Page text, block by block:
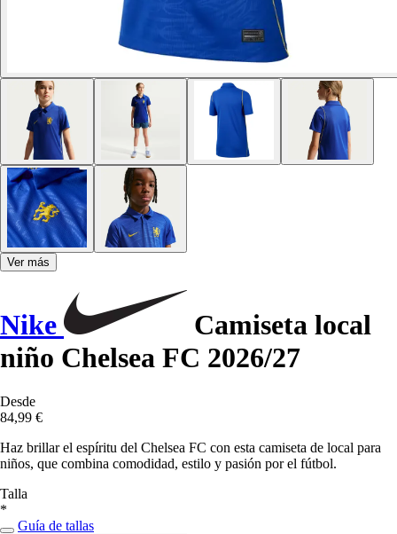
Ver más
Nike
Camiseta local
niño Chelsea FC 2026/27
Desde
84,99 €
Haz brillar el espíritu del Chelsea FC con esta camiseta de local para
niños, que combina comodidad, estilo y pasión por el fútbol.
Talla
*
Guía de tallas